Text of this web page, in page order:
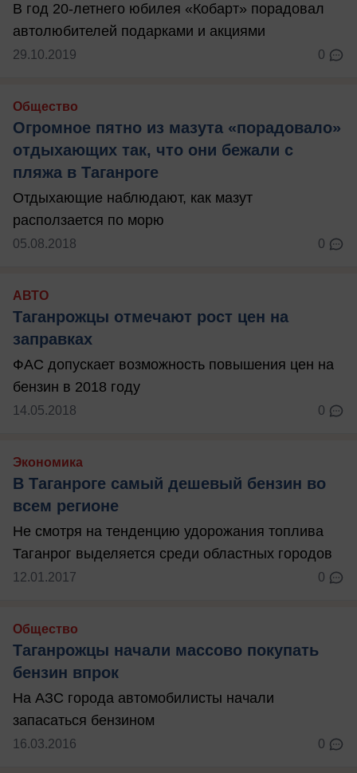
В год 20-летнего юбилея «Кобарт» порадовал
автолюбителей подарками и акциями
29.10.2019 0
Общество
Огромное пятно из мазута «порадовало»
отдыхающих так, что они бежали с
пляжа в Таганроге
Отдыхающие наблюдают, как мазут
расползается по морю
05.08.2018 0
АВТО
Таганрожцы отмечают рост цен на
заправках
ФАС допускает возможность повышения цен на
бензин в 2018 году
14.05.2018 0
Экономика
В Таганроге самый дешевый бензин во
всем регионе
Не смотря на тенденцию удорожания топлива
Таганрог выделяется среди областных городов
12.01.2017 0
Общество
Таганрожцы начали массово покупать
бензин впрок
На АЗС города автомобилисты начали
запасаться бензином
16.03.2016 0